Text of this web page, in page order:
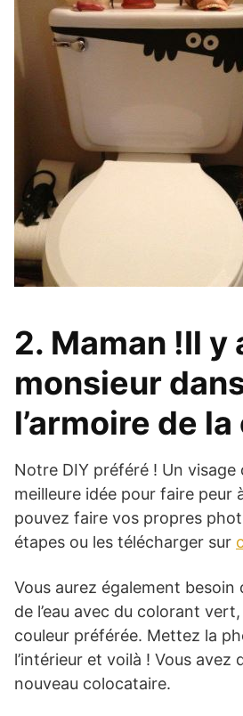
2. Maman !Il y
monsieur
l’armoire de
Notre DIY préféré ! Un visage
meilleure idée pour faire peur
pouvez faire vos propres
étapes ou les télécharger sur
Vous aurez également besoin
de l’eau avec du colorant
couleur préférée. Mettez la
l’intérieur et voilà ! Vous avez
nouveau colocataire.